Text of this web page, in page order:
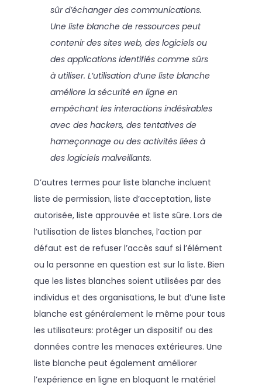
sûr d’échanger des communications.
Une liste blanche de ressources peut
contenir des sites web, des logiciels ou
des applications identifiés comme sûrs
à utiliser. L’utilisation d’une liste blanche
améliore la sécurité en ligne en
empêchant les interactions indésirables
avec des hackers, des tentatives de
hameçonnage ou des activités liées à
des logiciels malveillants.
D’autres termes pour liste blanche incluent
liste de permission, liste d’acceptation, liste
autorisée, liste approuvée et liste sûre. Lors de
l’utilisation de listes blanches, l’action par
défaut est de refuser l’accès sauf si l’élément
ou la personne en question est sur la liste. Bien
que les listes blanches soient utilisées par des
individus et des organisations, le but d’une liste
blanche est généralement le même pour tous
les utilisateurs: protéger un dispositif ou des
données contre les menaces extérieures. Une
liste blanche peut également améliorer
l’expérience en ligne en bloquant le matériel